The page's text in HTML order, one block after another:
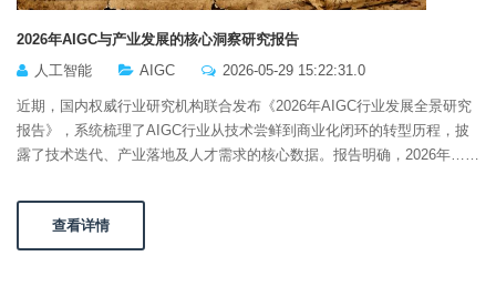
2026年AIGC与产业发展的核心洞察研究报告
人工智能
AIGC 2026-05-29 15:22:31.0
近期，国内权威行业研究机构联合发布《2026年AIGC行业发展全景研究
报告》，系统梳理了AIGC行业从技术尝鲜到商业化闭环的转型历程，披
露了技术迭代、产业落地及人才需求的核心数据。报告明确，2026年……
查看详情